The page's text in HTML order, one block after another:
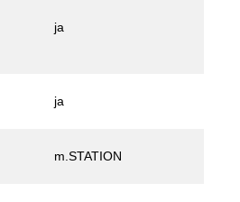
ja
ja
m.STATION